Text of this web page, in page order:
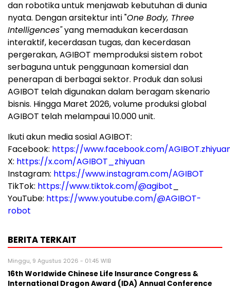
dan robotika untuk menjawab kebutuhan di dunia
nyata. Dengan arsitektur inti "One Body, Three
Intelligences"yang memadukan kecerdasan
interaktif, kecerdasan tugas, dan kecerdasan
pergerakan, AGIBOT memproduksi sistem robot
serbaguna untuk penggunaan komersial dan
penerapan di berbagai sektor. Produk dan solusi
AGIBOT telah digunakan dalam beragam skenario
bisnis. Hingga Maret 2026, volume produksi global
AGIBOT telah melampaui 10.000 unit.
Ikuti akun media sosial AGIBOT:
Facebook: https://www.facebook.com/
X: https://x.com/AGIBOT_zhiyuan
Instagram: https://www.instagram.com/AGIBOT
TikTok: https://www.tiktok.com/@agibot
YouTube: https://www.youtube.com/@AGIBOT-
robot
BERITA TERKAIT
Minggu, 9 Agustus 2026 - 01:45 WIB
16th Worldwide Chinese Life Insurance Congress &
International Dragon Award (IDA) Annual Conference